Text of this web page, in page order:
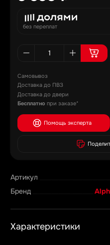
Артикул
Бренд
Характеристики
без переплат
Самовывоз
Доставка до ПВЗ
Доставка до двери
Бесплатно при заказе*
Помощь эксперта